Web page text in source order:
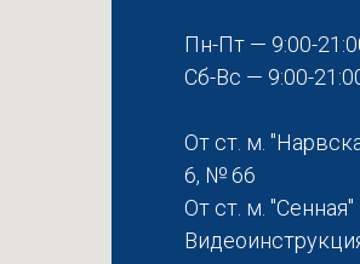
Пн-Пт — 9:00-
Сб-Вс — 9:00-
От ст. м.
6, № 66
От ст. м.